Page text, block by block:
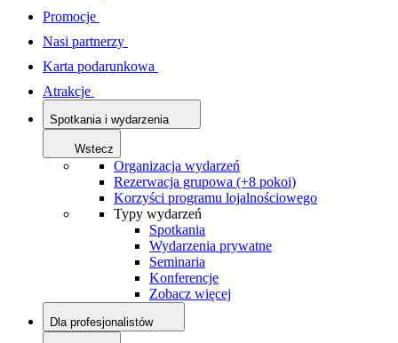
Promocje
Nasi partnerzy
Karta podarunkowa
Atrakcje
Spotkania i wydarzenia
Wstecz
Organizacja wydarzeń
Rezerwacja grupowa (+8 pokoi)
Korzyści programu lojalnościowego
Typy wydarzeń
Spotkania
Wydarzenia prywatne
Seminaria
Konferencje
Zobacz więcej
Dla profesjonalistów